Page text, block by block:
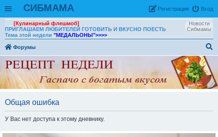
СИБМАМА Вход
Рeгиcтpaция
Новости
Сибмамы
[Кулинарный флешмоб]
ПРИГЛАШАЕМ ЛЮБИТЕЛЕЙ ГОТОВИТЬ И ВКУСНО ПОЕСТЬ
Тема этой недели "МЕДАЛЬОНЫ">>>>
Форумы
ск
Общая ошибка
У Вас нет доступа к этому дневнику.